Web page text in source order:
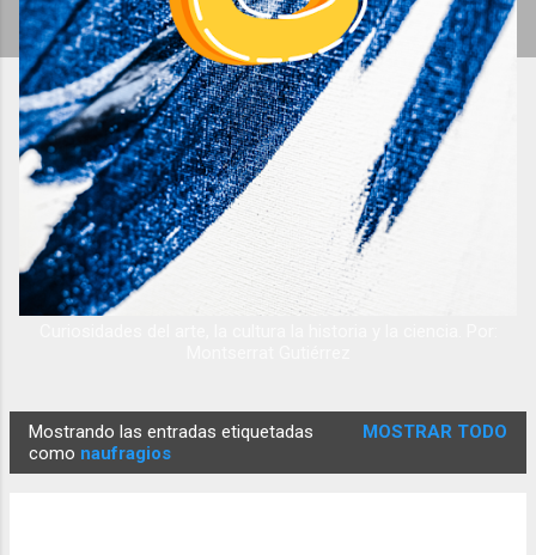
n
Mostrando las entradas etiquetadas
como naufragios
MOSTRAR TODO